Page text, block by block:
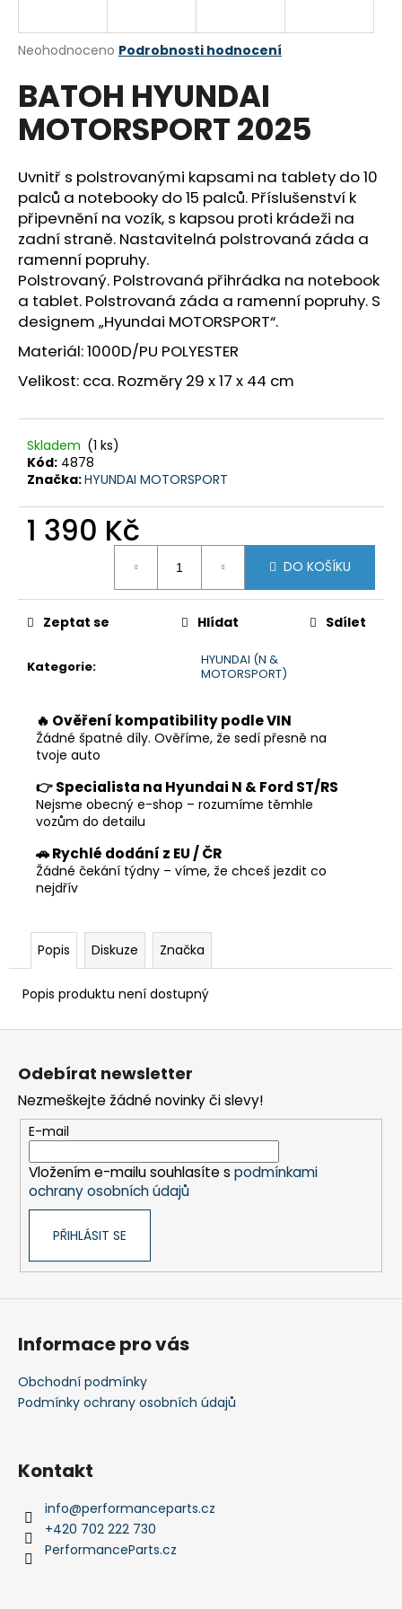
Průměrné
produktu
je
0,0
hvězdiček.
Neohodnoceno Podrobnosti hodnocení
BATOH HYUNDAI
MOTORSPORT 2025
Uvnitř s polstrovanými kapsami na tablety do 10
palců a notebooky do 15 palců. Příslušenství k
připevnění na vozík, s kapsou proti krádeži na
zadní straně. Nastavitelná polstrovaná záda a
ramenní popruhy.
Polstrovaný. Polstrovaná přihrádka na notebook
a tablet. Polstrovaná záda a ramenní popruhy. S
designem „Hyundai MOTORSPORT“.
Materiál: 1000D/PU POLYESTER
Velikost: cca. Rozměry 29 x 17 x 44 cm
Skladem (1 ks)
Kód: 4878
Značka:HYUNDAI MOTORSPORT
1 390 Kč
DO KOŠÍKU
Kategorie:
HYUNDAI (N &
MOTORSPORT)
Zeptat se Hlídat Sdílet
🔥 Ověření kompatibility podle VIN
Žádné špatné díly. Ověříme, že sedí přesně na
tvoje auto
👉 Specialista na Hyundai N & Ford ST/RS
Nejsme obecný e-shop – rozumíme těmhle
vozům do detailu
🚗 Rychlé dodání z EU / ČR
Žádné čekání týdny – víme, že chceš jezdit co
nejdřív
Popis Diskuze Značka
Popis produktu není dostupný
j
t
?
HLEDAT
D
o
p
o
u
u
e
m
e
Z
Odebírat newsletter
Nezmeškejte žádné novinky či slevy!
E-mail
Vložením e-mailu souhlasíte s podmínkami
ochrany osobních údajů
PŘIHLÁSIT SE
Informace pro vás
Obchodní podmínky
Podmínky ochrany osobních údajů
Kontakt
info@performanceparts.cz
+420 702 222 730
PerformanceParts.cz